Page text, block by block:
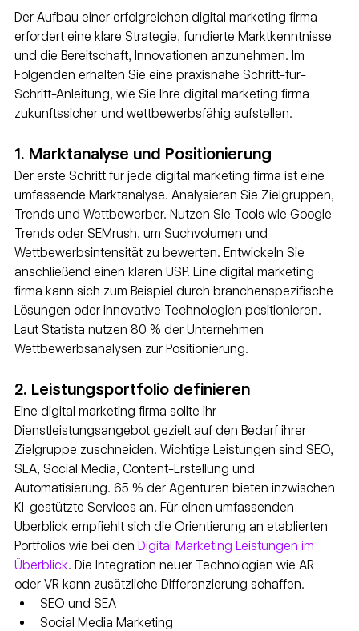
Der Aufbau einer erfolgreichen digital marketing firma
erfordert eine klare Strategie, fundierte Marktkenntnisse
und die Bereitschaft, Innovationen anzunehmen. Im
Folgenden erhalten Sie eine praxisnahe Schritt-für-
Schritt-Anleitung, wie Sie Ihre digital marketing firma
zukunftssicher und wettbewerbsfähig aufstellen.
1. Marktanalyse und Positionierung
Der erste Schritt für jede digital marketing firma ist eine
umfassende Marktanalyse. Analysieren Sie Zielgruppen,
Trends und Wettbewerber. Nutzen Sie Tools wie Google
Trends oder SEMrush, um Suchvolumen und
Wettbewerbsintensität zu bewerten. Entwickeln Sie
anschließend einen klaren USP. Eine digital marketing
firma kann sich zum Beispiel durch branchenspezifische
Lösungen oder innovative Technologien positionieren.
Laut Statista nutzen 80 % der Unternehmen
Wettbewerbsanalysen zur Positionierung.
2. Leistungsportfolio definieren
Eine digital marketing firma sollte ihr
Dienstleistungsangebot gezielt auf den Bedarf ihrer
Zielgruppe zuschneiden. Wichtige Leistungen sind SEO,
SEA, Social Media, Content-Erstellung und
Automatisierung. 65 % der Agenturen bieten inzwischen
KI-gestützte Services an. Für einen umfassenden
Überblick empfiehlt sich die Orientierung an etablierten
Portfolios wie bei den Digital Marketing Leistungen im
Überblick. Die Integration neuer Technologien wie AR
oder VR kann zusätzliche Differenzierung schaffen.
SEO und SEA
Social Media Marketing